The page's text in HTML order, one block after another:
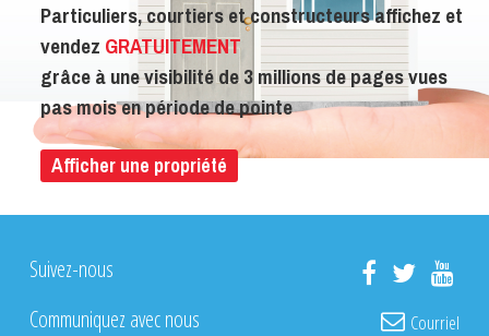
Particuliers, courtiers et constructeurs affichez et
vendez GRATUITEMENT
grâce à une visibilité de 3 millions de pages vues
pas mois en période de pointe
Afficher une propriété
Suivez-nous
Communiquez avec nous
Courriel